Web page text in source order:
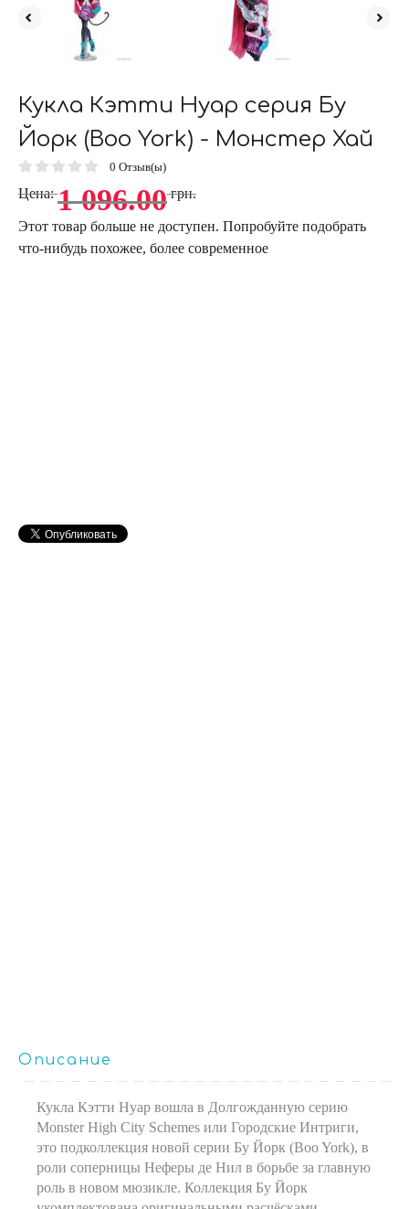
Кукла Кэтти Нуар серия Бу
Йорк (Boo York) - Монстер Хай
0 Отзыв(ы)
Цена: 1 096.00 грн.
Этот товар больше не доступен. Попробуйте подобрать
что-нибудь похожее, более современное
Описание
Кукла Кэтти Нуар вошла в Долгожданную серию
Monster High City Schemes или Городские Интриги,
это подколлекция новой серии Бу Йорк (Boo York), в
роли соперницы Неферы де Нил в борьбе за главную
роль в новом мюзикле. Коллекция Бу Йорк